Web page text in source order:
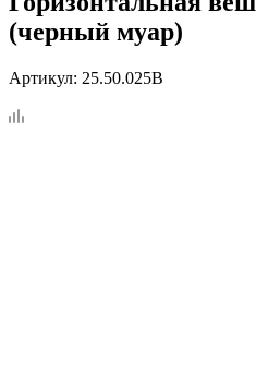
(черный муар)
Артикул: 25.50.025B